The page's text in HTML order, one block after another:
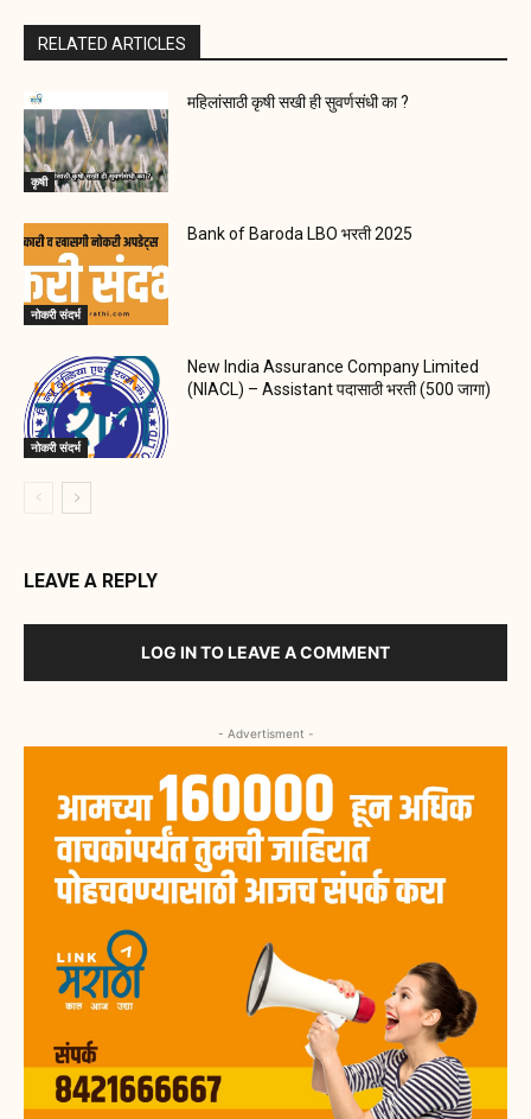
RELATED ARTICLES
कृषी
महिलांसाठी कृषी सखी ही सुवर्णसंधी का ?
नोकरी संदर्भ
Bank of Baroda LBO भरती 2025
नोकरी संदर्भ
New India Assurance Company Limited
(NIACL) – Assistant पदासाठी भरती (500 जागा)
LEAVE A REPLY
LOG IN TO LEAVE A COMMENT
- Advertisment -